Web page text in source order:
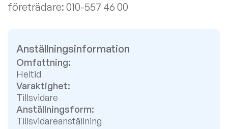
företrädare: 010-557 46 00
Anställningsinformation
Omfattning:
Heltid
Varaktighet:
Tillsvidare
Anställningsform:
Tillsvidareanställning